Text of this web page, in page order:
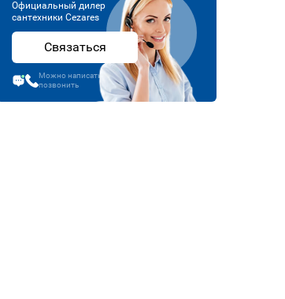
Официальный дилер
сантехники Cezares
Связаться
Можно написать или
позвонить